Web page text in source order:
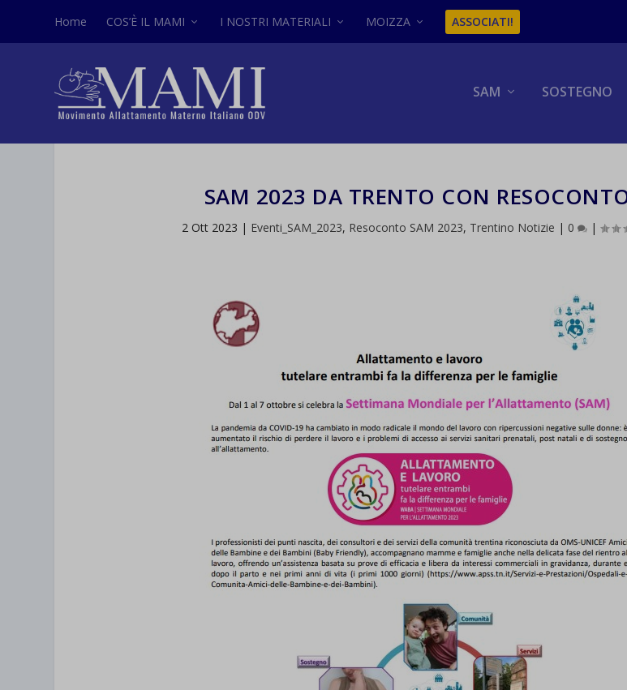
Home COS’È IL MAMI I NOSTRI MATERIALI MOIZZA ASSOCIATI!
SAM SOSTEGNO
SAM 2023 DA TRENTO CON
2 Ott 2023 | Eventi_SAM_2023, Resoconto SAM 2023, Trentino Notizie | 0 |